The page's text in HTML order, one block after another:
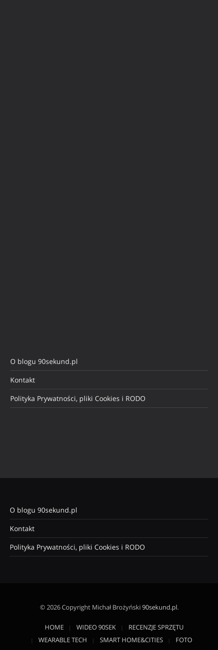
O blogu 90sekund.pl
Kontakt
Polityka Prywatności, pliki Cookies i RODO
O blogu 90sekund.pl
Kontakt
Polityka Prywatności, pliki Cookies i RODO
© 2026 Copyright Michał Brożyński90sekund.pl.
HOME WIDEO 90SEK
RECENZJE SPRZĘTU
WEARABLE TECH
SMART HOME&CITIES
FOTO